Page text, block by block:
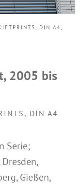
DIN A4,
2005 bis
DIN A4
Serie;
Gießen,